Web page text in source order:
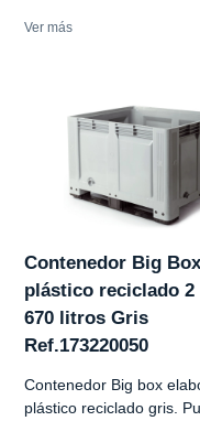
Ver más
Contenedor Big
plástico reciclado 2
670 litros Gris
Ref.173220050
Contenedor Big box
plástico reciclado gris.